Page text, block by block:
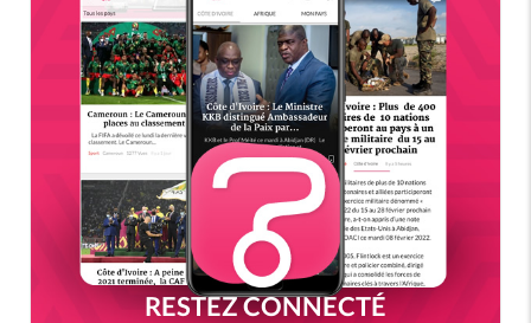
RESTEZ CONNECTÉ